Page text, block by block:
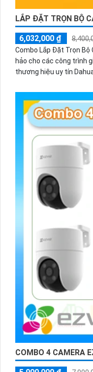
LẮP ĐẶT TRỌN BỘ
6,032,000 ₫
Combo Lắp Đặt Trọn Bộ
hảo cho các công trình giá
thương hiệu uy tín
COMBO 4 CAMERA